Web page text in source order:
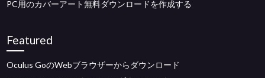
PC用のカバーアート無料ダウンロードを作成する
Featured
Oculus GoのWebブラウザーからダウンロード